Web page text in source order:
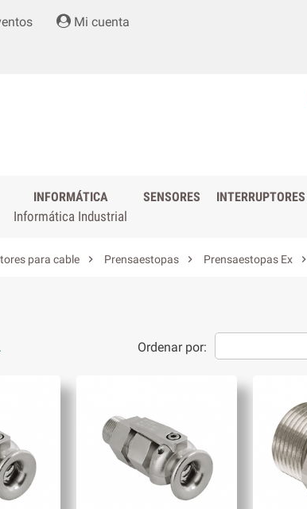
Mi cuenta
INFORMÁTICA
Informática Industrial
SENSORES INTERRUPTORES
para cable  Prensaestopas  Prensaestopas Ex 
Ordenar por: